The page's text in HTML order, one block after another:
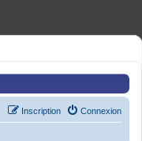
Connexion
Inscription